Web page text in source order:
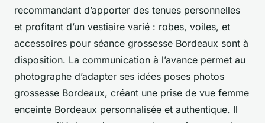
recommandant d’apporter des tenues personnelles
et profitant d’un vestiaire varié : robes, voiles, et
accessoires pour séance grossesse Bordeaux sont à
disposition. La communication à l’avance permet au
photographe d’adapter ses idées poses photos
grossesse Bordeaux, créant une prise de vue femme
enceinte Bordeaux personnalisée et authentique. Il